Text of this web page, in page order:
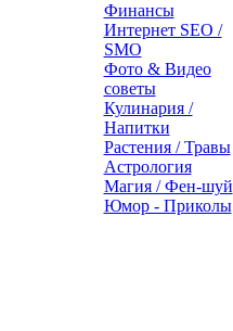
Финансы
Интернет SEO /
SMO
Фото & Видео
советы
Кулинария /
Напитки
Растения / Травы
Астрология
Магия / Фен-шуй
Юмор - Приколы